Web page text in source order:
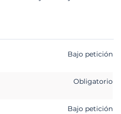
Bajo petición
Obligatorio
Bajo petición